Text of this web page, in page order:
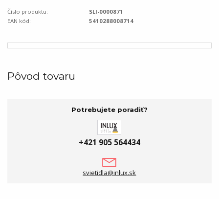
Číslo produktu:
SLI-0000871
EAN kód:
5410288008714
Pôvod tovaru
Potrebujete poradiť?
+421 905 564434
svietidla@inlux.sk